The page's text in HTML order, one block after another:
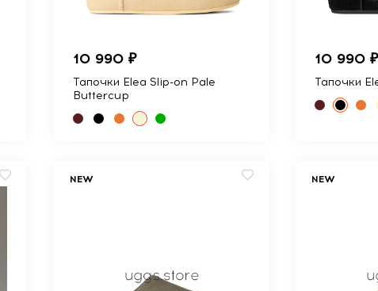
10 990 ₽
Тапочки Elea Slip-on Pale
Buttercup
10 990 ₽
Тапочки
NEW NEW